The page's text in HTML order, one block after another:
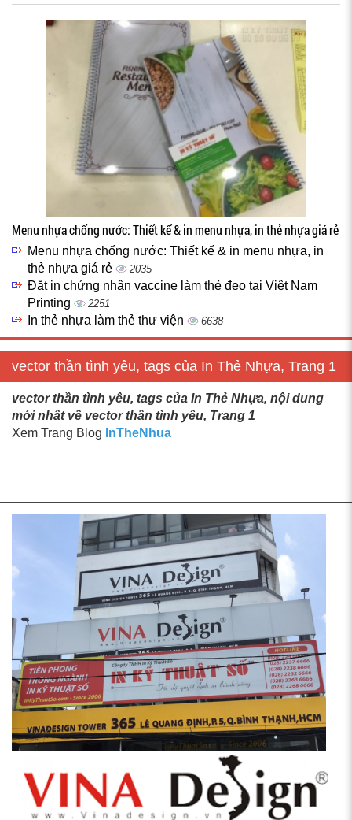
Menu nhựa chống nước: Thiết kế & in menu nhựa, in thẻ nhựa giá rẻ
Menu nhựa chống nước: Thiết kế & in menu nhựa, in
thẻ nhựa giá rẻ
2035
Đặt in chứng nhận vaccine làm thẻ đeo tại Việt Nam
Printing
2251
In thẻ nhựa làm thẻ thư viện 6638
vector thần tình yêu, tags của In Thẻ Nhựa, Trang 1
vector thần tình yêu, tags của In Thẻ Nhựa, nội dung
mới nhất về vector thần tình yêu, Trang 1
Xem Trang Blog InTheNhua